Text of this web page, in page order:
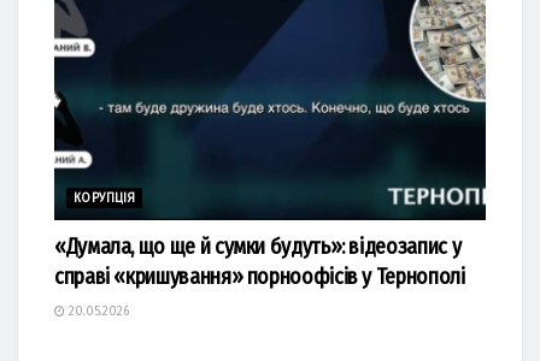
КОРУПЦІЯ
«Думала, що ще й сумки будуть»: відеозапис у
справі «кришування» порноофісів у Тернополі
20.05.2026